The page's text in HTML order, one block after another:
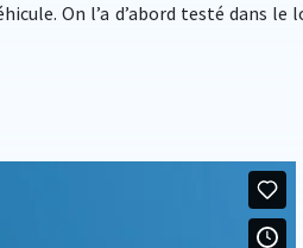
On l’a d’abord testé dans le